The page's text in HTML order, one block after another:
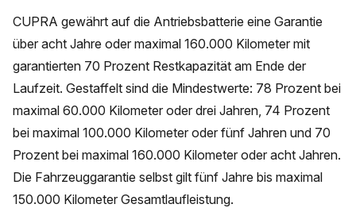
CUPRA gewährt auf die Antriebsbatterie eine Garantie
über acht Jahre oder maximal 160.000 Kilometer mit
garantierten 70 Prozent Restkapazität am Ende der
Laufzeit. Gestaffelt sind die Mindestwerte: 78 Prozent bei
maximal 60.000 Kilometer oder drei Jahren, 74 Prozent
bei maximal 100.000 Kilometer oder fünf Jahren und 70
Prozent bei maximal 160.000 Kilometer oder acht Jahren.
Die Fahrzeuggarantie selbst gilt fünf Jahre bis maximal
150.000 Kilometer Gesamtlaufleistung.